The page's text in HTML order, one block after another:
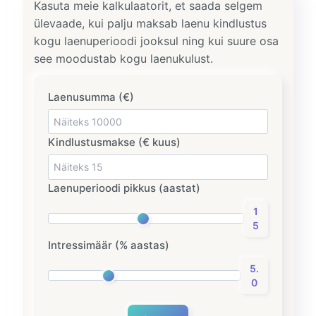
Kasuta meie kalkulaatorit, et saada selgem
ülevaade, kui palju maksab laenu kindlustus
kogu laenuperioodi jooksul ning kui suure osa
see moodustab kogu laenukulust.
Laenusumma (€)
Kindlustusmakse (€ kuus)
Laenuperioodi pikkus (aastat)
1
5
Intressimäär (% aastas)
5.
0